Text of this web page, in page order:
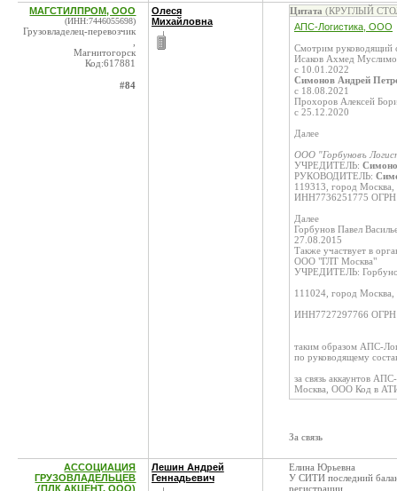
МАГСТИЛПРОМ, ООО
(ИНН:7446055698)
Грузовладелец-перевозчик
Магнитогорск
Код:617881
#84
Олеся
Михайловна
Цитата (КРУГЛЫЙ
АПС-Логистика, ООО
Смотрим руководящий
Исаков Ахмед
с 10.01.2022
Симонов Андрей
с 18.08.2021
Прохоров Алексей
с 25.12.2020
Далее
ООО "Горбуновъ
УЧРЕДИТЕЛЬ:
РУКОВОДИТЕЛЬ:
119313, город Москва,
ИНН7736251775
Далее
Горбунов Павел
27.08.2015
Также участвует в
ООО "ГЛТ Москва"
УЧРЕДИТЕЛЬ:
111024, город
ИНН7727297766
таким образом АПС-
по руководящему
за связь аккаунтов
Москва, ООО Код в
За связь
АССОЦИАЦИЯ
ГРУЗОВЛАДЕЛЬЦЕВ
(ПЛК АКЦЕНТ, ООО)
Лешин Андрей
Геннадьевич
Елина Юрьевна
У СИТИ последний
регистрации